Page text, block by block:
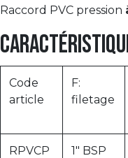
Raccord PVC pression
Code
article
F:
filetage
RPVCP
1" BSP